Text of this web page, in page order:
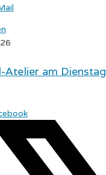
Atelier am Dienstag